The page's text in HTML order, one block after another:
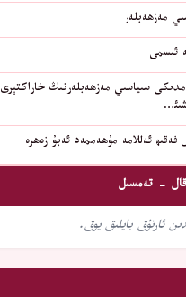
مەزھەبلەر
ئىسمى
سىياسىي مەزھەبلەرنىڭ خاراكتېرى
فەقىھ ئەللامە مۇھەممەد ئەبۇ زەھرە
- تەمسىل
ئارتۇق بايلىق يوق.